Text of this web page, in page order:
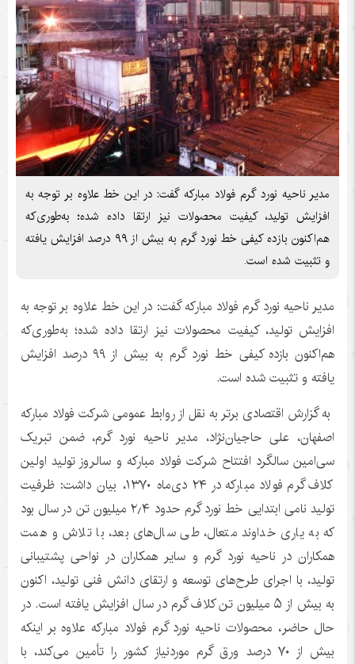
مدیر ناحیه نورد گرم فولاد مبارکه گفت: در این خط علاوه بر توجه به
افزایش تولید، کیفیت محصولات نیز ارتقا داده شده؛ به‌طوری‌که
هم‌اکنون بازده کیفی خط نورد گرم به بیش از ۹۹ درصد افزایش یافته
و تثبیت شده است.
مدیر ناحیه نورد گرم فولاد مبارکه گفت: در این خط علاوه بر توجه به
افزایش تولید، کیفیت محصولات نیز ارتقا داده شده؛ به‌طوری‌که
هم‌اکنون بازده کیفی خط نورد گرم به بیش از ۹۹ درصد افزایش
یافته و تثبیت شده است.
به گزارش اقتصادی برتر به نقل از روابط عمومی شرکت فولاد مبارکه
اصفهان، علی حاجیان‌نژاد، مدیر ناحیه نورد گرم، ضمن تبریک
سی‌امین سالگرد افتتاح شرکت فولاد مبارکه و سالروز تولید اولین
کلاف گرم فولاد مبارکه در ۲۴ دی‌ماه ۱۳۷۰، بیان داشت: ظرفیت
تولید نامی ابتدایی خط نورد گرم حدود ۲٫۴ میلیون تن در سال بود
که به یاری خداوند متعال، طی سال‌های بعد، با تلاش و همت
همکاران در ناحیه نورد گرم و سایر همکاران در نواحی پشتیبانی
تولید، با اجرای طرح‌های توسعه و ارتقای دانش فنی تولید، اکنون
به بیش از ۵ میلیون تن کلاف گرم در سال افزایش یافته است. در
حال حاضر، محصولات ناحیه نورد گرم فولاد مبارکه علاوه بر اینکه
بیش از ۷۰ درصد ورق گرم موردنیاز کشور را تأمین می‌کند، با